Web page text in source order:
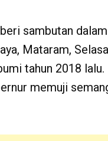
sambutan
Mataram,
tahun 2018
memuji